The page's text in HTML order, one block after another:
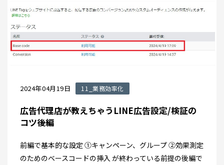
2024年04月19日 11_業務効率化
広告代理店が教えちゃうLINE広告設定/検証の
コツ後編
前編で基本的な設定 ①キャンペーン、グループ ②効果測定
のためのベースコードの挿入 が終わっている前提の後編で